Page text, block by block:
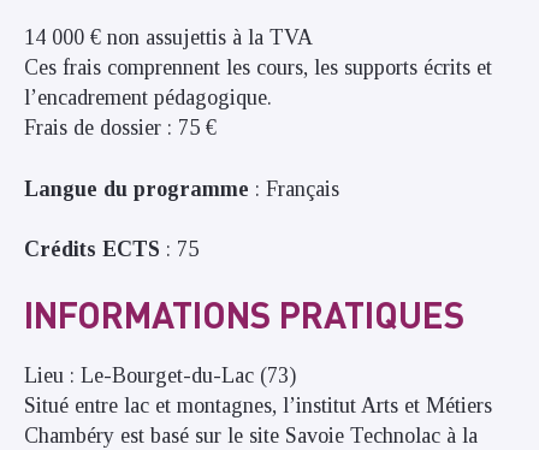
14 000 € non assujettis à la TVA
Ces frais comprennent les cours, les supports écrits et
l’encadrement pédagogique.
Frais de dossier : 75 €
Langue du programme : Français
Crédits ECTS : 75
INFORMATIONS PRATIQUES
Lieu : Le-Bourget-du-Lac (73)
Situé entre lac et montagnes, l’institut Arts et Métiers
Chambéry est basé sur le site Savoie Technolac à la